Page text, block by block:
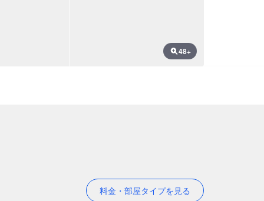
48+
料金・部屋タイプを見る